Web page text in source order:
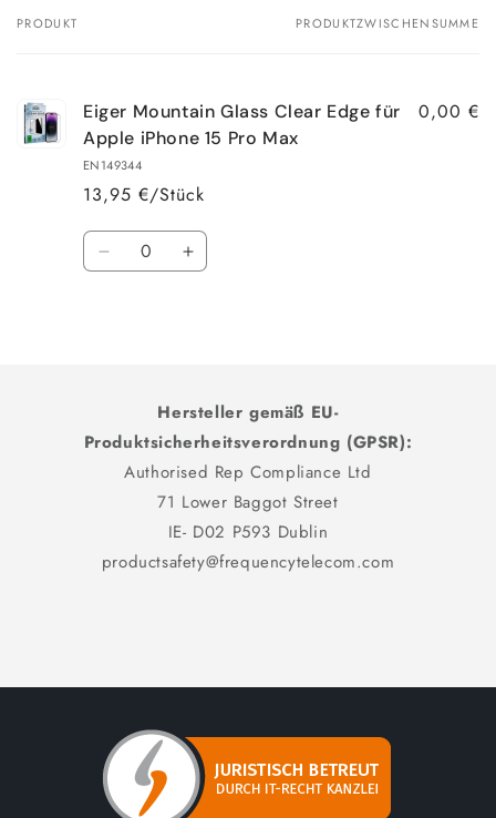
Dein
PRODUKT PRODUKTZWISCHENSUMME
Eiger Mountain Glass Clear Edge für
Apple iPhone 15 Pro Max
EN149344
13,95 €/Stück
0,00 €
Anzahl
VerringereErhöhe
Hersteller gemäß EU-
Produktsicherheitsverordnung (GPSR):
Authorised Rep Compliance Ltd
71 Lower Baggot Street
IE- D02 P593 Dublin
productsafety@frequencytelecom.com